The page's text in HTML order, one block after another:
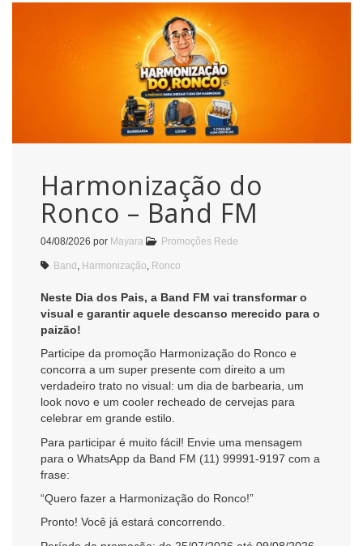
Harmonização do
Ronco – Band FM
04/08/2026 por Mayara Promoções Rede
Band , Harmonização, Ronco
Neste Dia dos Pais, a Band FM vai transformar o
visual e garantir aquele descanso merecido para o
paizão!
Participe da promoção Harmonização do Ronco e
concorra a um super presente com direito a um
verdadeiro trato no visual: um dia de barbearia, um
look novo e um cooler recheado de cervejas para
celebrar em grande estilo.
Para participar é muito fácil! Envie uma mensagem
para o WhatsApp da Band FM (11) 99991-9197 com a
frase:
“Quero fazer a Harmonização do Ronco!”
Pronto! Você já estará concorrendo.